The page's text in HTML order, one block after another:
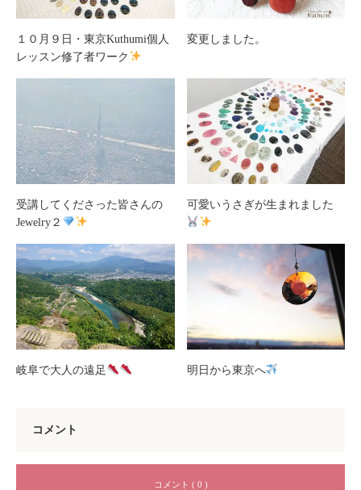
１０月９日・東京Kuthumi個人
レッスン修了者ワーク
変更しました。
受講してくださった皆さんの
Jewelry２
可愛いうさぎが生まれました
岐阜で大人の遠足 明日から東京へ
コメント
コメント ( 0 )